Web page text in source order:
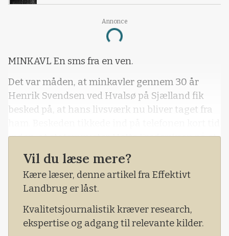
Annonce
Loading...
MINKAVL En sms fra en ven.
Det var måden, at minkavler gennem 30 år
Henrik Svendsen ved Hvalsø på Sjælland fik
besked på, at hans livsværk nu bliver taget fra
inden, at statsminister Mette Frederiksen på et
pressemøde meddelte, at alle mink i Danmark
skulle aflives.
Vil du læse mere?
Kære læser, denne artikel fra Effektivt
Landbrug er låst.
Kvalitetsjournalistik kræver research,
ekspertise og adgang til relevante kilder.